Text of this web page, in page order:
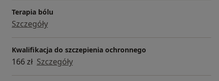
Terapia bólu
Szczegóły
Kwalifikacja do szczepienia ochronnego
166 zł Szczegóły